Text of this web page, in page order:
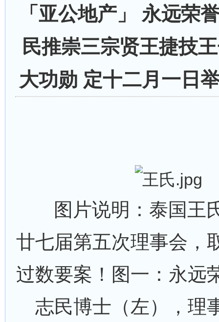
「亚公地产」 永远荣
民推崇三宗贤王捷技
大功勋 定十二月一日
图片说明：泰国王
廿七届第五次理事会，
过数要案！图一：永远
志民博士（左），理